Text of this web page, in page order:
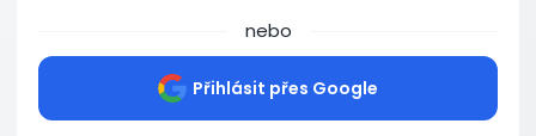
nebo
Přihlásit přes Google